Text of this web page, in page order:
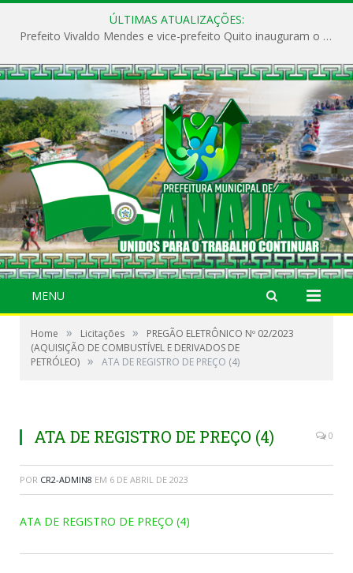
ÚLTIMAS ATUALIZAÇÕES:
Prefeito Vivaldo Mendes e vice-prefeito Quito inauguram o CAPS e fortalecem a saúde pública em Anajás.
MENU
Home » Licitações »
PREGÃO ELETRÔNICO Nº 02/2023
(AQUISIÇÃO DE COMBUSTÍVEL E DERIVADOS DE
PETRÓLEO) » ATA DE REGISTRO DE PREÇO (4)
ATA DE REGISTRO DE PREÇO (4) 0
POR CR2-ADMIN8 EM 6 DE ABRIL DE 2023
ATA DE REGISTRO DE PREÇO (4)